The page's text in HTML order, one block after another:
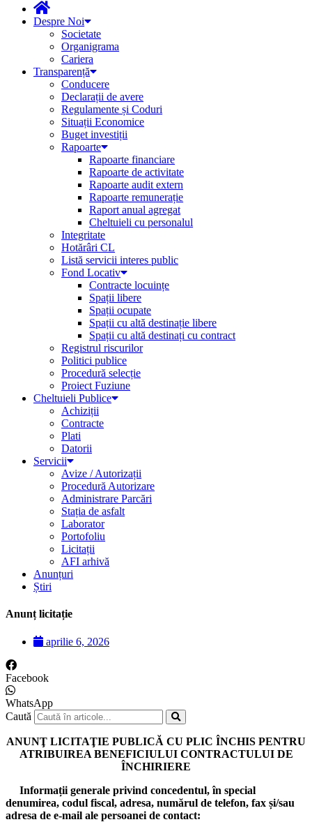
Despre Noi
Societate
Organigrama
Cariera
Transparență
Conducere
Declarații de avere
Regulamente și Coduri
Situații Economice
Buget investiții
Rapoarte
Rapoarte financiare
Rapoarte de activitate
Rapoarte audit extern
Rapoarte remunerație
Raport anual agregat
Cheltuieli cu personalul
Integritate
Hotărâri CL
Listă servicii interes public
Fond Locativ
Contracte locuințe
Spații libere
Spații ocupate
Spații cu altă destinație libere
Spații cu altă destinați cu contract
Registrul riscurilor
Politici publice
Procedură selecție
Proiect Fuziune
Cheltuieli Publice
Achiziții
Contracte
Plati
Datorii
Servicii
Avize / Autorizații
Procedură Autorizare
Administrare Parcări
Stația de asfalt
Laborator
Portofoliu
Licitații
AFI arhivă
Anunțuri
Știri
Anunț licitație
aprilie 6, 2026
Facebook
WhatsApp
Caută
ANUNŢ LICITAŢIE PUBLICĂ CU PLIC ÎNCHIS PENTRU
ATRIBUIREA BENEFICIULUI CONTRACTULUI DE
ÎNCHIRIERE
Informații generale privind concedentul, în special
denumirea, codul fiscal, adresa, numărul de telefon, fax și/sau
adresa de e-mail ale persoanei de contact: